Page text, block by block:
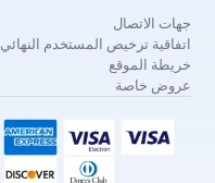
جهات الاتصال
اتفاقية ترخيص المستخدم النهائي
خريطة الموقع
عروض خاصة